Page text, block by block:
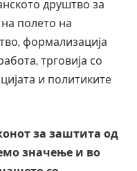
друштво за
полето на
формализација
трговија со
и политиките
за заштита од
значење и во